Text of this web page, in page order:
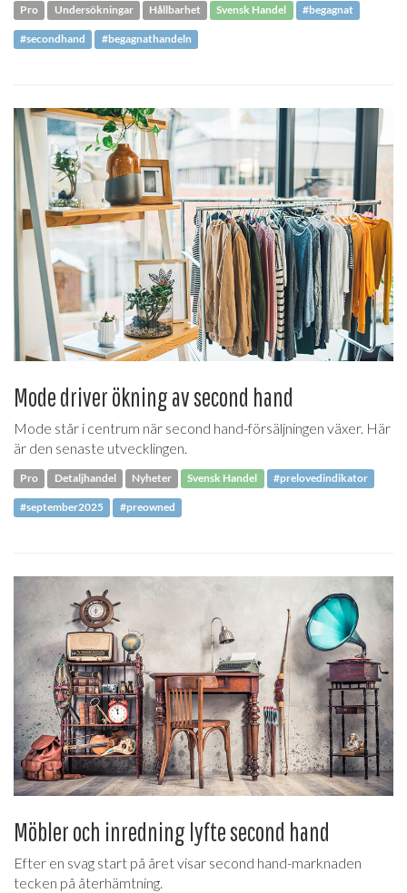
Pro Undersökningar Hållbarhet Svensk Handel #begagnat
#secondhand #begagnathandeln
Mode driver ökning av second hand
Mode står i centrum när second hand-försäljningen växer. Här
är den senaste utvecklingen.
Pro Detaljhandel Nyheter Svensk Handel #prelovedindikator
#september2025 #preowned
Möbler och inredning lyfte second hand
Efter en svag start på året visar second hand-marknaden
tecken på återhämtning.